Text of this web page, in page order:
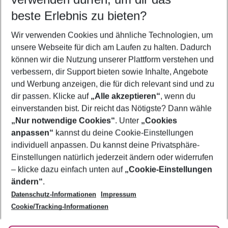
5-8 Nächte
2 Erwachsene Keine Kinder
Mehr Filter anzeigen
Footer
Footer navigation
Über uns
AGB
Bestpreisgarantie
Cookie-Einstellungen ändern
Cookie-Richtlinie
Agenturbetreuung
Barrierefreies Reisen
Folge uns
beste Erlebnis zu bieten?
Wir verwenden Cookies und ähnliche Technologien, um
unsere Webseite für dich am Laufen zu halten. Dadurch
können wir die Nutzung unserer Plattform verstehen und
verbessern, dir Support bieten sowie Inhalte, Angebote
und Werbung anzeigen, die für dich relevant sind und zu
dir passen. Klicke auf „Alle akzeptieren“, wenn du
einverstanden bist. Dir reicht das Nötigste? Dann wähle
„Nur notwendige Cookies“. Unter „Cookies
anpassen“ kannst du deine Cookie-Einstellungen
individuell anpassen. Du kannst deine Privatsphäre-
Einstellungen natürlich jederzeit ändern oder widerrufen
– klicke dazu einfach unten auf „Cookie-Einstellungen
ändern“.
Datenschutz-Informationen
Impressum
Cookie/Tracking-Informationen